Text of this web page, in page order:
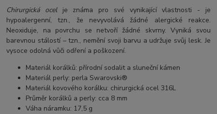
Chirurgická ocelje známa pro své vynikající vlastnosti - je
hypoalergenní, tzn., že nevyvolává žádné alergické reakce.
Neoxiduje, na povrchu se netvoří žádné skvrny. Vyniká svou
barevnou stálostí – tzn., nemění svoji barvu a udržuje svůj lesk. Je
vysoce odolná vůči odření a poškození.
Materiál korálků: přírodní sodalit a sluneční kámen
Materiál perly: perla Swarovski®
Materiál kovového korálku: chirurgická ocel 316L
Průměr korálků a perly: cca 8 mm
Váha náramku: 17,5 g